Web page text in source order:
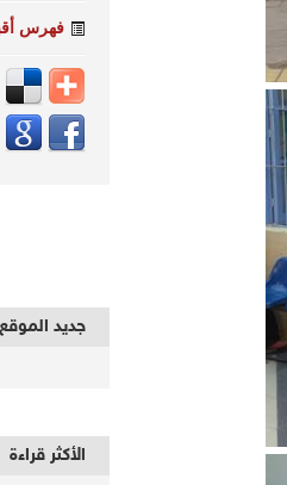
فهرس
جديد الموقع
الأكثر قراءة